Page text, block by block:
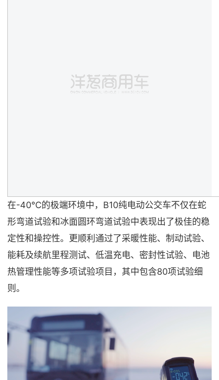
在-40℃的极端环境中，B10纯电动公交车不仅在蛇
形弯道试验和冰面圆环弯道试验中表现出了极佳的稳
定性和操控性。更顺利通过了采暖性能、制动试验、
能耗及续航里程测试、低温充电、密封性试验、电池
热管理性能等多项试验项目，其中包含80项试验细
则。